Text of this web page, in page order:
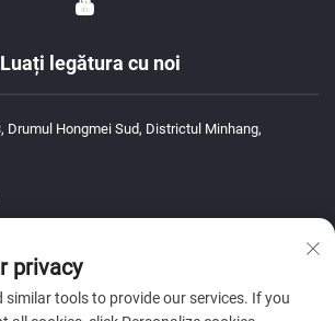
Luați legătura cu noi
Drumul Hongmei Sud, Districtul Minhang,
privacy
similar tools to provide our services. If you